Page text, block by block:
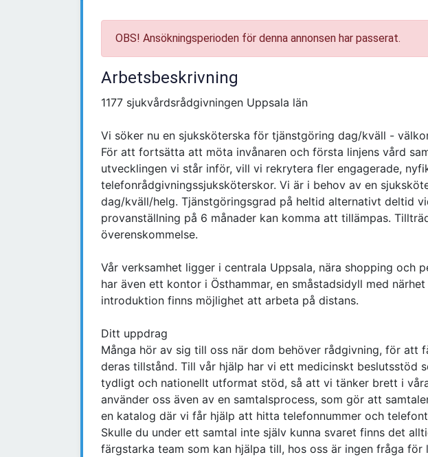
OBS! Ansökningsperioden för denna annonsen har passerat.
Arbetsbeskrivning
1177 sjukvårdsrådgivningen Uppsala län
Vi söker nu en sjuksköterska för tjänstgöring dag/kväll -
För att fortsätta att möta invånaren och första linjens vård
utvecklingen vi står inför, vill vi rekrytera fler engagerade,
telefonrådgivningssjuksköterskor. Vi är i behov av en
dag/kväll/helg. Tjänstgöringsgrad på heltid alternativt deltid
provanställning på 6 månader kan komma att tillämpas.
överenskommelse.
Vår verksamhet ligger i centrala Uppsala, nära shopping och
har även ett kontor i Östhammar, en småstadsidyll med
introduktion finns möjlighet att arbeta på distans.
Ditt uppdrag
Många hör av sig till oss när dom behöver rådgivning, för att
deras tillstånd. Till vår hjälp har vi ett medicinskt beslutsstöd
tydligt och nationellt utformat stöd, så att vi tänker brett i
använder oss även av en samtalsprocess, som gör att
en katalog där vi får hjälp att hitta telefonnummer och
Skulle du under ett samtal inte själv kunna svaret finns det
färgstarka team som kan hjälpa till, hos oss är ingen fråga för